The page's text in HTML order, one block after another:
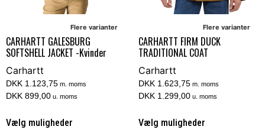
Flere varianter
CARHARTT GALESBURG
SOFTSHELL JACKET -Kvinder
Carhartt
DKK 1.123,75 m. moms
DKK 899,00 u. moms
Vælg muligheder
Flere varianter
CARHARTT FIRM DUCK
TRADITIONAL COAT
Carhartt
DKK 1.623,75 m. moms
DKK 1.299,00 u. moms
Vælg muligheder